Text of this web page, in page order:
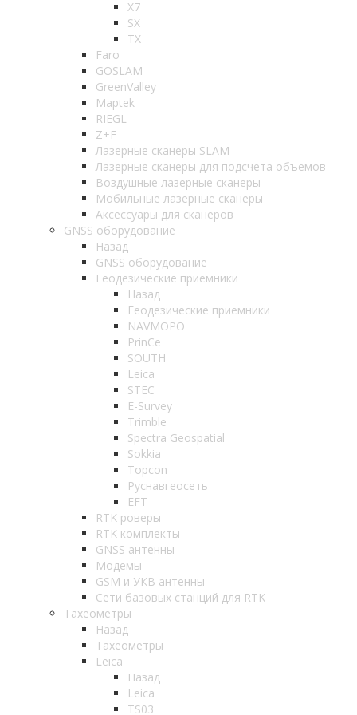
X7
SX
TX
Faro
GOSLAM
GreenValley
Maptek
RIEGL
Z+F
Лазерные сканеры SLAM
Лазерные сканеры для подсчета объемов
Воздушные лазерные сканеры
Мобильные лазерные сканеры
Аксессуары для сканеров
GNSS оборудование
Назад
GNSS оборудование
Геодезические приемники
Назад
Геодезические приемники
NAVMOPO
PrinCe
SOUTH
Leica
STEC
E-Survey
Trimble
Spectra Geospatial
Sokkia
Topcon
Руснавгеосеть
EFT
RTK роверы
RTK комплекты
GNSS антенны
Модемы
GSM и УКВ антенны
Сети базовых станций для RTK
Тахеометры
Назад
Тахеометры
Leica
Назад
Leica
TS03